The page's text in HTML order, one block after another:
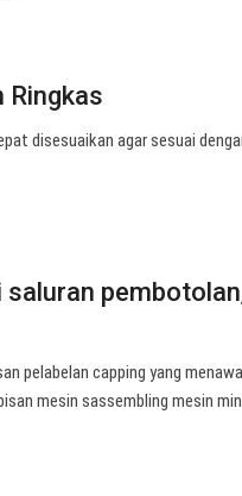
Ringkas
disesuaikan agar sesuai
pelabelan capping yang
mesin sassembling mesin